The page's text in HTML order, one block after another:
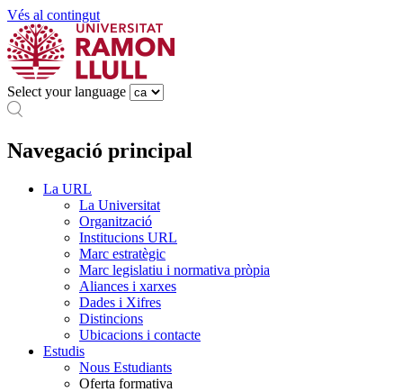
Vés al contingut
Select your language
Navegació principal
La URL
La Universitat
Organització
Institucions URL
Marc estratègic
Marc legislatiu i normativa pròpia
Aliances i xarxes
Dades i Xifres
Distincions
Ubicacions i contacte
Estudis
Nous Estudiants
Oferta formativa